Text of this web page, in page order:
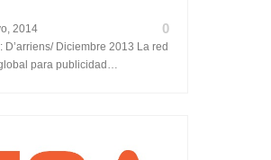
2014 0
para publicidad…